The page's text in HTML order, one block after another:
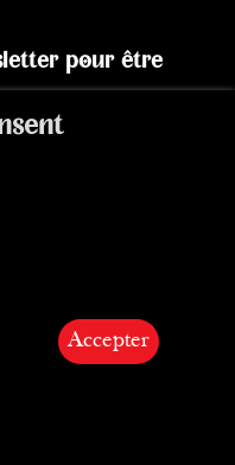
pour être
réservés | Passion
Accepter